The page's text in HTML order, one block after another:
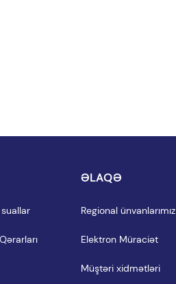
ƏLAQƏ
Regional ünvanlarımız
Elektron Müraciət
Müştəri xidmətləri